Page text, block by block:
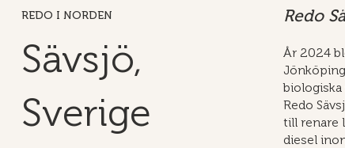
REDO I NORDEN
Sävsjö,
Sverige
Redo
År 2024
biologiska
Redo
till renare
diesel